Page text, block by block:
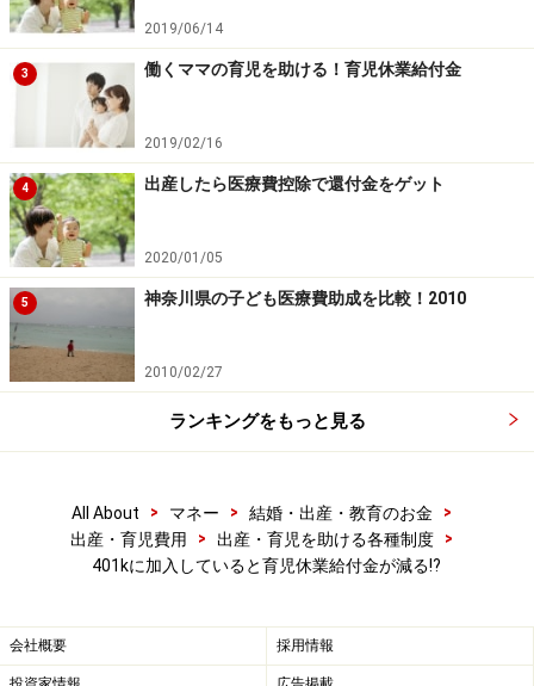
2019/06/14
3 働くママの育児を助ける！育児休業給付金
2019/02/16
4 出産したら医療費控除で還付金をゲット
2020/01/05
5 神奈川県の子ども医療費助成を比較！2010
2010/02/27
ランキングをもっと見る
All About > マネー > 結婚・出産・教育のお金
>
出産・育児費用
> 出産・育児を助ける各種制度
>
401kに加入していると育児休業給付金が減る!?
会社概要 採用情報